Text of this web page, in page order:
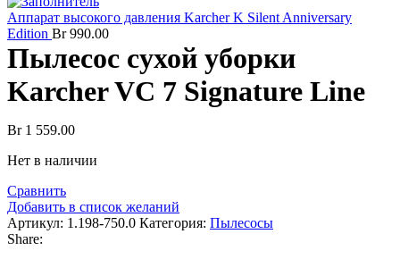
Аппарат высокого давления Karcher K Silent Anniversary
Edition Br990.00
Пылесос сухой уборки
Karcher VC 7 Signature Line
Br1 559.00
Нет в наличии
Сравнить
Добавить в список желаний
Артикул: 1.198-750.0 Категория: Пылесосы
Share: